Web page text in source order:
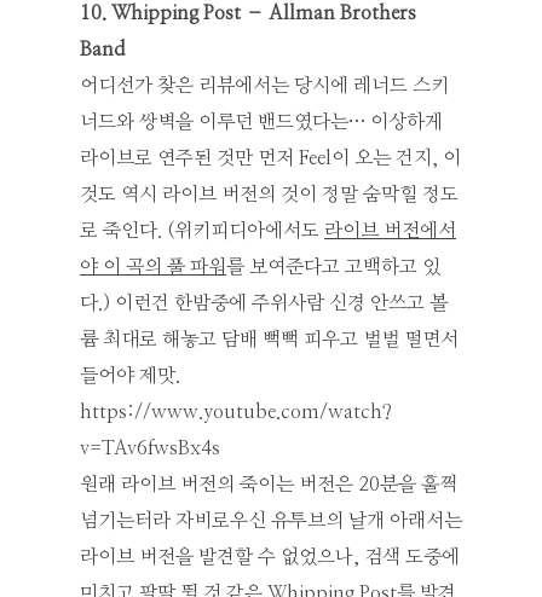
10. Whipping Post – Allman Brothers
Band
어디선가 찾은 리뷰에서는 당시에 레너드 스키
너드와 쌍벽을 이루던 밴드였다는… 이상하게
라이브로 연주된 것만 먼저 Feel이 오는 건지, 이
것도 역시 라이브 버전의 것이 정말 숨막힐 정도
로 죽인다. (위키피디아에서도 라이브 버전에서
야 이 곡의 풀 파워를 보여준다고 고백하고 있
다.) 이런건 한밤중에 주위사람 신경 안쓰고 볼
륨 최대로 해놓고 담배 뻑뻑 피우고 벌벌 떨면서
들어야 제맛.
https://www.youtube.com/watch?
v=TAv6fwsBx4s
원래 라이브 버전의 죽이는 버전은 20분을 훌쩍
넘기는터라 자비로우신 유투브의 날개 아래서는
라이브 버전을 발견할 수 없었으나, 검색 도중에